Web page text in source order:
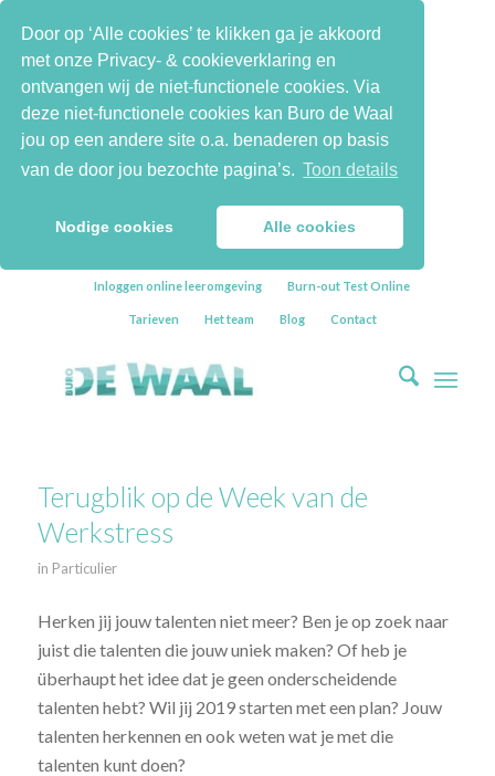
Door op ‘Alle cookies’ te klikken ga je akkoord
met onze Privacy- & cookieverklaring en
ontvangen wij de niet-functionele cookies. Via
deze niet-functionele cookies kan Buro de Waal
jou op een andere site o.a. benaderen op basis
van de door jou bezochte pagina’s. Toon details
Nodige cookies Alle cookies
Inloggen online leeromgeving Burn-out Test Online
Tarieven Het team Blog Contact
Terugblik op de Week van de
Werkstress
in Particulier
Herken jij jouw talenten niet meer? Ben je op zoek naar
juist die talenten die jouw uniek maken? Of heb je
überhaupt het idee dat je geen onderscheidende
talenten hebt? Wil jij 2019 starten met een plan? Jouw
talenten herkennen en ook weten wat je met die
talenten kunt doen?